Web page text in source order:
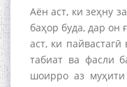
Аён аст, ки зеҳну
баҳор буда, дар он
аст, ки
табиат ва фасли
шоирро аз